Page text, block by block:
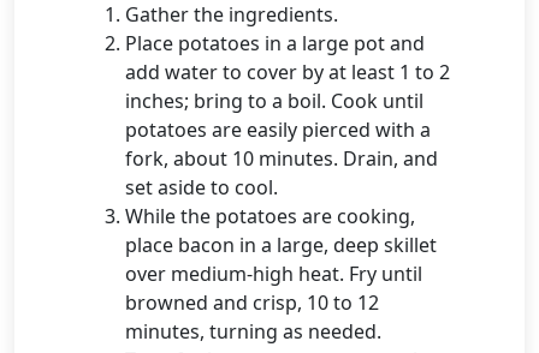
Gather the ingredients.
Place potatoes in a large pot and
add water to cover by at least 1 to 2
inches; bring to a boil. Cook until
potatoes are easily pierced with a
fork, about 10 minutes. Drain, and
set aside to cool.
While the potatoes are cooking,
place bacon in a large, deep skillet
over medium-high heat. Fry until
browned and crisp, 10 to 12
minutes, turning as needed.